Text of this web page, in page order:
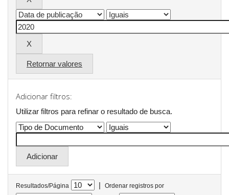
Retornar valores
Adicionar filtros:
Utilizar filtros para refinar o resultado de busca.
Resultados/Página |
Ordenar registros por